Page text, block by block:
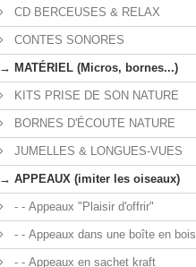
CD BERCEUSES & RELAX
CONTES SONORES
→ MATÉRIEL (Micros, bornes...)
KITS PRISE DE SON NATURE
BORNES D'ÉCOUTE NATURE
JUMELLES & LONGUES-VUES
→ APPEAUX (imiter les oiseaux)
- - Appeaux "Plaisir d'offrir"
- - Appeaux dans une boîte en bois
- - Appeaux en sachet kraft